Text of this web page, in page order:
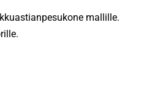
mallille.